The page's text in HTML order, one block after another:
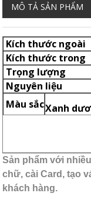
MÔ TẢ SẢN PHẨM
Kích thước ngoài
Kích thước trong
Trọng lượng
Nguyên liệu
Màu sắcXanh
Sản phẩm với
chữ, cài Card, tạo
khách hàng.